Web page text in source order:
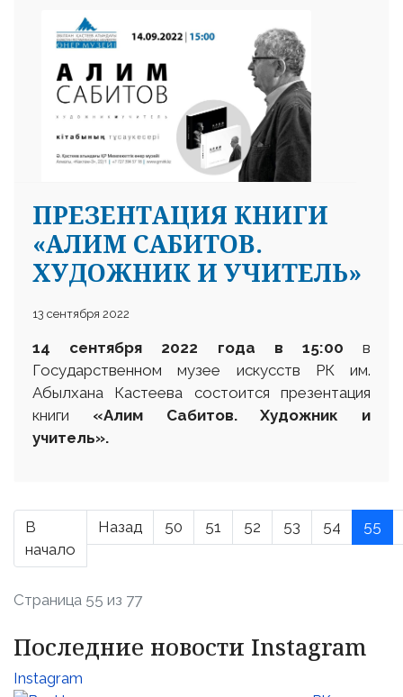
ПРЕЗЕНТАЦИЯ КНИГИ
«АЛИМ САБИТОВ.
ХУДОЖНИК И УЧИТЕЛЬ»
13 сентября 2022
14 сентября 2022 года в 15:00 в
Государственном музее искусств РК им.
Абылхана Кастеева состоится презентация
книги «Алим Сабитов. Художник и
учитель».
В
начало
Назад 50 51 52 53 54 55
Страница 55 из 77
Последние новости Instagram
Instagram